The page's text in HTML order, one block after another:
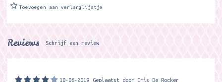
Toevoegen aan verlanglijstje
Reviews Schrijf een review
10-06-2019
Geplaatst door Iris De Rocker